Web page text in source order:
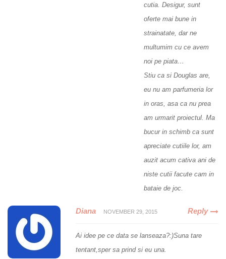
cutia. Desigur, sunt
oferte mai bune in
strainatate, dar ne
multumim cu ce avem
noi pe piata…
Stiu ca si Douglas are,
eu nu am parfumeria lor
in oras, asa ca nu prea
am urmarit proiectul. Ma
bucur in schimb ca sunt
apreciate cutiile lor, am
auzit acum cativa ani de
niste cutii facute cam in
bataie de joc.
Diana NOVEMBER 29, 2015 Reply
Ai idee pe ce data se lanseaza?:)Suna tare
tentant,sper sa prind si eu una.